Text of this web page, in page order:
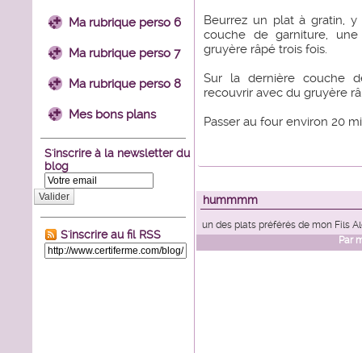
Ma rubrique perso 6
Ma rubrique perso 7
Ma rubrique perso 8
Mes bons plans
S'inscrire à la newsletter du
blog
Valider
S'inscrire au fil RSS
Beurrez un plat à gratin,
couche de garniture,
gruyère râpé trois fois.
Sur la dernière couche
recouvrir avec du gruyère
Passer au four environ 20
hummmm
un des plats préférés de mon Fils
Par